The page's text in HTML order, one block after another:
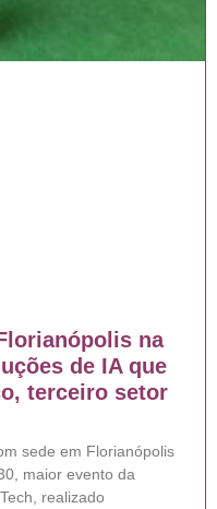
na
de IA que
terceiro setor
sede em Florianópolis
maior evento da
realizado